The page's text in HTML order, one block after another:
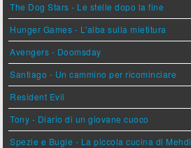
The Dog Stars - Le stelle dopo la fine
Hunger Games - L'alba sulla mietitura
Avengers - Doomsday
Santiago - Un cammino per ricominciare
Resident Evil
Tony - Diario di un giovane cuoco
Spezie e Bugie - La piccola cucina di Mehdi